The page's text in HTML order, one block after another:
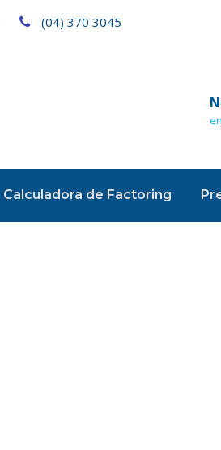
(04) 370 3045
Calculadora de Factoring